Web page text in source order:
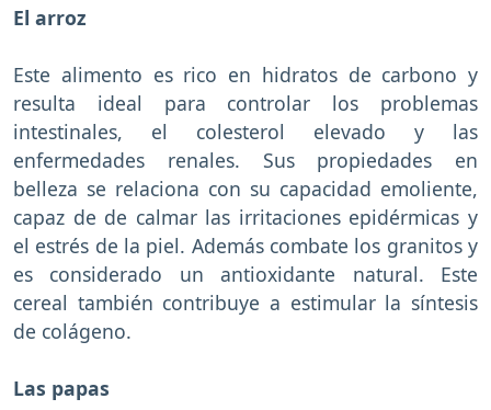
El arroz
Este alimento es rico en hidratos de carbono y
resulta ideal para controlar los problemas
intestinales, el colesterol elevado y las
enfermedades renales. Sus propiedades en
belleza se relaciona con su capacidad emoliente,
capaz de de calmar las irritaciones epidérmicas y
el estrés de la piel. Además combate los granitos y
es considerado un antioxidante natural. Este
cereal también contribuye a estimular la síntesis
de colágeno.
Las papas